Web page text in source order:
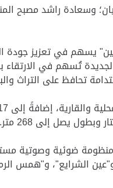
وسعادة راشد مصبح
يسهم في تعزيز جودة
تُسهم في
تحافظ على التراث
ضوئية وصوتية
الشرايع"، و"همس